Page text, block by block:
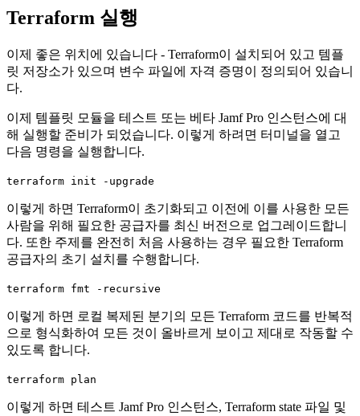
Terraform 실행
이제 좋은 위치에 있습니다 - Terraform이 설치되어 있고 템플
릿 저장소가 있으며 변수 파일에 자격 증명이 정의되어 있습니
다.
이제 템플릿 모듈을 테스트 또는 베타 Jamf Pro 인스턴스에 대
해 실행할 준비가 되었습니다. 이렇게 하려면 터미널을 열고
다음 명령을 실행합니다.
terraform init -upgrade
이렇게 하면 Terraform이 초기화되고 이전에 이를 사용한 모든
사람을 위해 필요한 공급자를 최신 버전으로 업그레이드합니
다. 또한 주제를 완전히 처음 사용하는 경우 필요한 Terraform
공급자의 초기 설치를 수행합니다.
terraform fmt -recursive
이렇게 하면 로컬 복제된 분기의 모든 Terraform 코드를 반복적
으로 형식화하여 모든 것이 올바르게 보이고 제대로 작동할 수
있도록 합니다.
terraform plan
이렇게 하면 테스트 Jamf Pro 인스턴스, Terraform state 파일 및